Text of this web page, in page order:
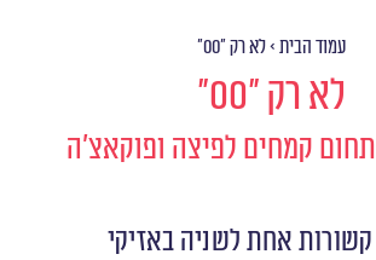
עמוד הבית >לא רק ״00״
לא רק ״00״
קמחים לפיצה ופוקאצ׳ה
אחת לשניה באזיקי